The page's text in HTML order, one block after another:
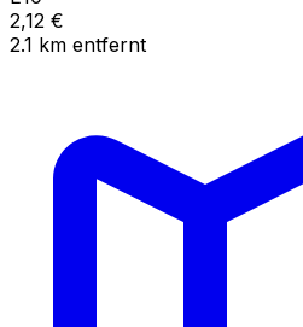
2,12 €
2.1 km entfernt